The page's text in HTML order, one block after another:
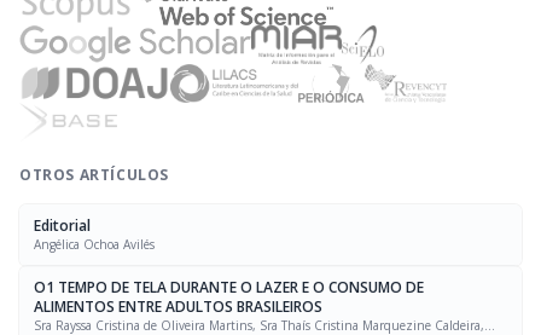
OTROS ARTÍCULOS
Editorial
Angélica Ochoa Avilés
O1 TEMPO DE TELA DURANTE O LAZER E O CONSUMO DE
ALIMENTOS ENTRE ADULTOS BRASILEIROS
Sra Rayssa Cristina de Oliveira Martins, Sra Thaís Cristina Marquezine Caldeira,